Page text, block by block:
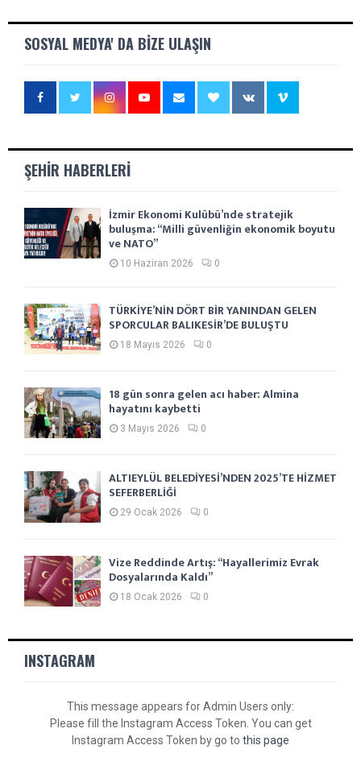
SOSYAL MEDYA' DA BIZE ULAŞIN
ŞEHIR HABERLERI
İzmir Ekonomi Kulübü’nde stratejik
buluşma: “Milli güvenliğin ekonomik boyutu
ve NATO”
10 Haziran 2026 0
TÜRKİYE’NİN DÖRT BİR YANINDAN GELEN
SPORCULAR BALIKESİR’DE BULUŞTU
18 Mayıs 2026 0
18 gün sonra gelen acı haber: Almina
hayatını kaybetti
3 Mayıs 2026 0
ALTIEYLÜL BELEDİYESİ’NDEN 2025’TE HİZMET
SEFERBERLİĞİ
29 Ocak 2026 0
Vize Reddinde Artış: “Hayallerimiz Evrak
Dosyalarında Kaldı”
18 Ocak 2026 0
INSTAGRAM
This message appears for Admin Users only:
Please fill the Instagram Access Token. You can get
Instagram Access Token by go to this page